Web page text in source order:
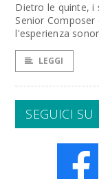
Dietro le quinte, i
Senior
l'esperienza
LEGGI
SEGUICI SU